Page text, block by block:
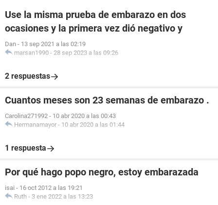
Use la misma prueba de embarazo en dos
ocasiones y la primera vez dió negativo y
Dan - 13 sep 2021 a las 02:19
marsan1990 - 28 sep 2023 a las 09:26
2 respuestas
Cuantos meses son 23 semanas de embarazo .
Carolina271992 - 10 abr 2020 a las 00:43
Hermanamayor - 10 abr 2020 a las 01:44
1 respuesta
Por qué hago popo negro, estoy embarazada
isai - 16 oct 2012 a las 19:21
Ruth - 3 ene 2022 a las 13:23